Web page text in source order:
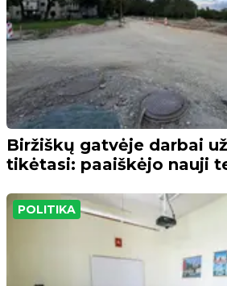
Biržiškų gatvėje darbai
tikėtasi: paaiškėjo nauji
POLITIKA